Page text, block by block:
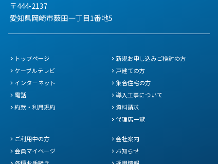
〒444-2137
愛知県岡崎市薮田一丁目1番地5
トップページ
ケーブルテレビ
インターネット
電話
約款・利用規約
新規お申し込みご検討の方
戸建ての方
集合住宅の方
導入工事について
資料請求
代理店一覧
ご利用中の方
会員マイページ
会社案内
お知らせ